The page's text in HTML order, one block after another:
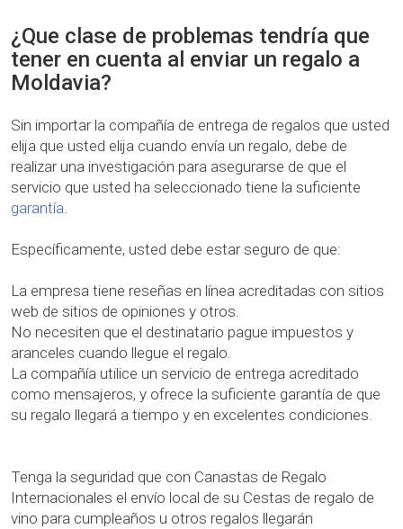
¿Que clase de problemas tendría que
tener en cuenta al enviar un regalo a
Moldavia?
Sin importar la compañía de entrega de regalos que usted
elija que usted elija cuando envía un regalo, debe de
realizar una investigación para asegurarse de que el
servicio que usted ha seleccionado tiene la suficiente
garantía.
Específicamente, usted debe estar seguro de que:
La empresa tiene reseñas en línea acreditadas con sitios
web de sitios de opiniones y otros.
No necesiten que el destinatario pague impuestos y
aranceles cuando llegue el regalo.
La compañía utilice un servicio de entrega acreditado
como mensajeros, y ofrece la suficiente garantía de que
su regalo llegará a tiempo y en excelentes condiciones.
Tenga la seguridad que con Canastas de Regalo
Internacionales el envío local de su Cestas de regalo de
vino para cumpleaños u otros regalos llegarán